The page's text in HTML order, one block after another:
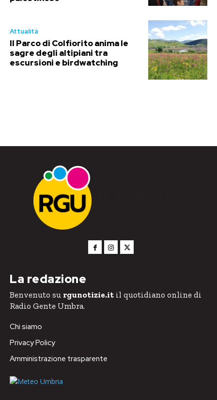
Attualità
Il Parco di Colfiorito anima le
sagre degli altipiani tra
escursioni e birdwatching
RGU Notizie
La redazione
Benvenuto su rgunotizie.it il quotidiano online di
Radio Gente Umbra.
Chi siamo
Privacy Policy
Amministrazione trasparente